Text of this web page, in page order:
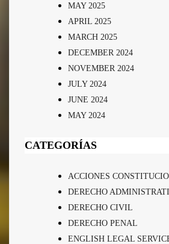
MAY 2025
APRIL 2025
MARCH 2025
DECEMBER 2024
NOVEMBER 2024
JULY 2024
JUNE 2024
MAY 2024
CATEGORÍAS
ACCIONES
DERECHO
DERECHO CIVIL
DERECHO PENAL
ENGLISH LEGAL